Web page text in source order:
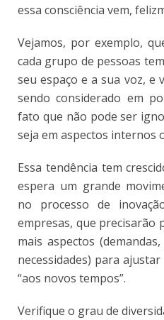
essa consciência vem,
Vejamos, por exemplo,
cada grupo de pessoas
seu espaço e a sua voz, e
sendo considerado em
fato que não pode ser
seja em aspectos internos
Essa tendência tem
espera um grande
no processo de
empresas, que precisarão
mais aspectos
necessidades) para
“aos novos tempos”.
Verifique o grau de